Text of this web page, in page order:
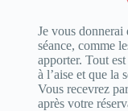
Je vous donnerai
séance, comme
apporter. Tout
à l’aise et que la
Vous recevrez
après votre